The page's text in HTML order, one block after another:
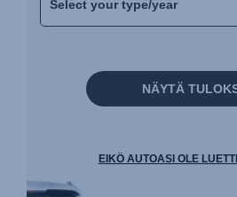
NÄYTÄ
EIKÖ AUTOASI OLE